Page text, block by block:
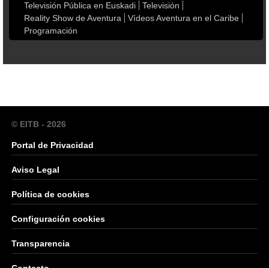
Televisión Pública en Euskadi
Televisión
Reality Show de Aventura
Vídeos Aventura en el Caribe
Programación
© EITB - 2026
Portal de Privacidad
Aviso Legal
Política de cookies
Configuración cookies
Transparencia